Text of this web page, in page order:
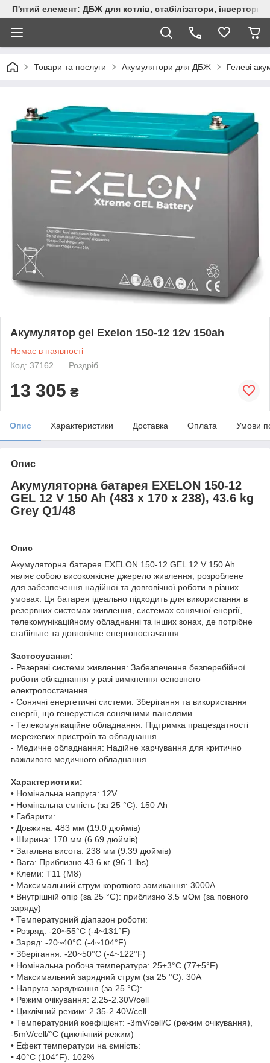
П'ятий елемент: ДБЖ для котлів, стабілізатори, інвертори,
Товари та послуги Акумулятори для ДБЖ Гелеві
Акумулятор gel Exelon 150-12 12v 150ah
Немає в наявності
Код: 37162
Роздріб
13 305 ₴
Опис Характеристики Доставка Оплата Умови
Опис
Акумуляторна батарея EXELON 150-12
GEL 12 V 150 Ah (483 x 170 x 238), 43.6 kg
Grey Q1/48
Опис
Акумуляторна батарея EXELON 150-12 GEL 12 V 150 Ah
являє собою високоякісне джерело живлення, розроблене
для забезпечення надійної та довговічної роботи в різних
умовах. Ця батарея ідеально підходить для використання в
резервних системах живлення, системах сонячної енергії,
телекомунікаційному обладнанні та інших зонах, де потрібне
стабільне та довговічне енергопостачання.
Застосування:
- Резервні системи живлення: Забезпечення безперебійної
роботи обладнання у разі вимкнення основного
електропостачання.
- Сонячні енергетичні системи: Зберігання та використання
енергії, що генерується сонячними панелями.
- Телекомунікаційне обладнання: Підтримка працездатності
мережевих пристроїв та обладнання.
- Медичне обладнання: Надійне харчування для критично
важливого медичного обладнання.
Характеристики:
• Номінальна напруга: 12V
• Номінальна ємність (за 25 °C): 150 Ah
• Габарити:
• Довжина: 483 мм (19.0 дюймів)
• Ширина: 170 мм (6.69 дюймів)
• Загальна висота: 238 мм (9.39 дюймів)
• Вага: Приблизно 43.6 кг (96.1 lbs)
• Клеми: Т11 (M8)
• Максимальний струм короткого замикання: 3000A
• Внутрішній опір (за 25 °C): приблизно 3.5 мОм (за повного
заряду)
• Температурний діапазон роботи:
• Розряд: -20~55°C (-4~131°F)
• Заряд: -20~40°C (-4~104°F)
• Зберігання: -20~50°C (-4~122°F)
• Номінальна робоча температура: 25±3°C (77±5°F)
• Максимальний зарядний струм (за 25 °C): 30A
• Напруга заряджання (за 25 °C):
• Режим очікування: 2.25-2.30V/cell
• Циклічний режим: 2.35-2.40V/cell
• Температурний коефіцієнт: -3mV/cell/C (режим очікування),
-5mV/cell/°C (циклічний режим)
• Ефект температури на ємність:
• 40°C (104°F): 102%